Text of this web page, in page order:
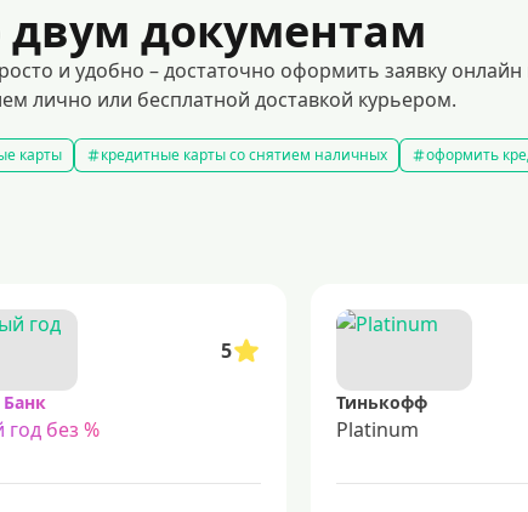
документам
и удобно – достаточно оформить заявку
лично или бесплатной доставкой курьером.
карты кредитные карты со снятием наличных оформить
5
без %
Тинькофф
Platinum